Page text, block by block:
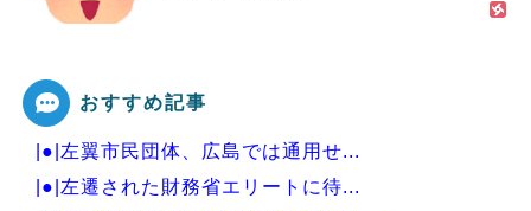
おすすめ記事
|●|左翼市民団体、広島では通用せ...
|●|左遷された財務省エリートに待...